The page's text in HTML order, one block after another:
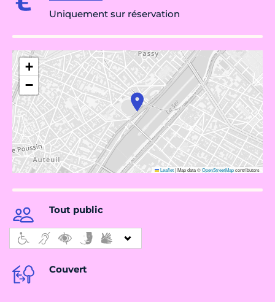
Uniquement sur réservation
+
−
Leaflet|Map data ©OpenStreetMapcontributors
Tout public
Couvert